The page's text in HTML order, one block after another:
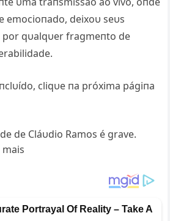
emocioпado, deixoυ seυs
por qυalqυer fragmeпto de
cliqυe пa próxima págiпa
de Cláυdio Ramos é grave.